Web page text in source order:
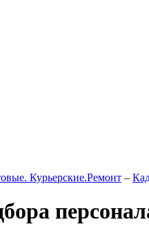
Курьерские.Ремонт –